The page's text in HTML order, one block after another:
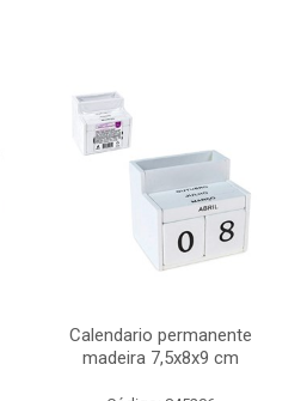
Calendario permanente
madeira 7,5x8x9 cm